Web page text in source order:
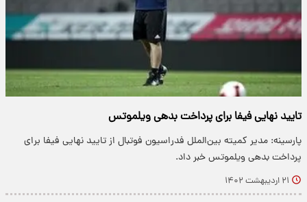
تایید نهایی فیفا برای پرداخت بدهی ویلموتس
پارسینه: مدیر کمیته بین‌الملل فدراسیون فوتبال از تایید نهایی فیفا برای
پرداخت بدهی ویلموتس خبر داد.
۲۱ اردیبهشت ۱۴۰۲